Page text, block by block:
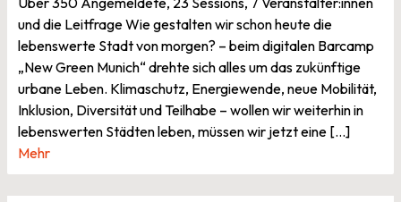
und die Leitfrage Wie gestalten wir schon heute die
lebenswerte Stadt von morgen? – beim digitalen Barcamp
„New Green Munich“ drehte sich alles um das zukünftige
urbane Leben. Klimaschutz, Energiewende, neue Mobilität,
Inklusion, Diversität und Teilhabe – wollen wir weiterhin in
lebenswerten Städten leben, müssen wir jetzt eine […]
Mehr